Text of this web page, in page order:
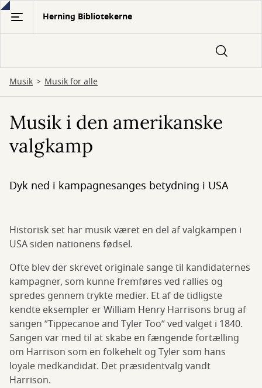
Gå
hovedindhold
Herning Bibliotekerne
Musik Musik for alle
Musik i den amerikanske
valgkamp
Dyk ned i kampagnesanges betydning i USA
Historisk set har musik været en del af valgkampen i
USA siden nationens fødsel.
Ofte blev der skrevet originale sange til kandidaternes
kampagner, som kunne fremføres ved rallies og
spredes gennem trykte medier. Et af de tidligste
kendte eksempler er William Henry Harrisons brug af
sangen ”Tippecanoe and Tyler Too” ved valget i 1840.
Sangen var med til at skabe en fængende fortælling
om Harrison som en folkehelt og Tyler som hans
loyale medkandidat. Det præsidentvalg vandt
Harrison.